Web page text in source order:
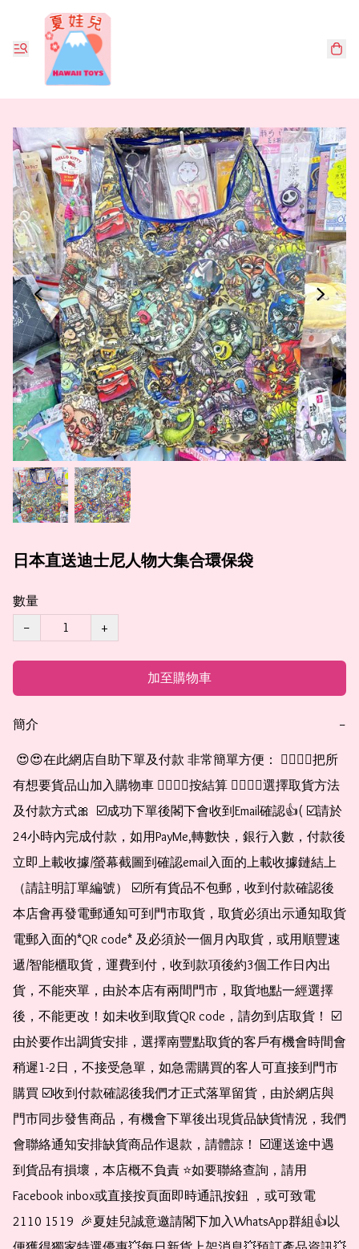
日本直送迪士尼人物大集合環保袋
數量
−
+
加至購物車
簡介 −
有想要貨品山加入購物車 👉🏻👉🏻按結算 👉🏻👉🏻選擇取貨方法
及付款方式🎀  ☑️成功下單後閣下會收到Email確認👍( ☑️請於
24小時內完成付款，如用PayMe,轉數快，銀行入數，付款後
立即上載收據/螢幕截圖到確認email入面的上載收據鏈結上
（請註明訂單編號） ☑️所有貨品不包郵，收到付款確認後
本店會再發電郵通知可到門市取貨，取貨必須出示通知取貨
電郵入面的*QR code* 及必須於一個月內取貨，或用順豐速
遞/智能櫃取貨，運費到付，收到款項後約3個工作日內出
貨，不能夾單，由於本店有兩間門市，取貨地點一經選擇
後，不能更改！如未收到取貨QR code，請勿到店取貨！ ☑️
由於要作出調貨安排，選擇南豐點取貨的客戶有機會時間會
稍遲1-2日，不接受急單，如急需購買的客人可直接到門市
購買 ☑️收到付款確認後我們才正式落單留貨，由於網店與
門市同步發售商品，有機會下單後出現貨品缺貨情況，我們
會聯絡通知安排缺貨商品作退款，請體諒！ ☑️運送途中遇
到貨品有損壞，本店概不負責 ⭐️如要聯絡查詢，請用
Facebook inbox或直接按頁面即時通訊按鈕 ，或可致電
2110 1519  🎉夏娃兒誠意邀請閣下加入WhatsApp群組👍以